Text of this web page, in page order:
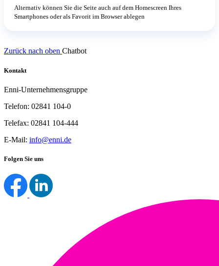
Alternativ können Sie die Seite auch auf dem Homescreen Ihres
Smartphones oder als Favorit im Browser ablegen
Zurück nach oben Chatbot
Kontakt
Enni-Unternehmensgruppe
Telefon: 02841 104-0
Telefax: 02841 104-444
E-Mail: info@enni.de
Folgen Sie uns